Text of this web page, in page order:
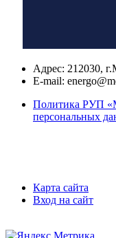
Адрес: 212030,
E-mail:
Политика РУП
персональных
Карта сайта
Вход на сайт